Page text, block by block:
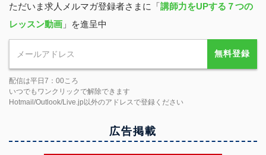
ただいま求人メルマガ登録者さまに「講師力をUPする７つの
レッスン動画 」を進呈中
無料登録
配信は平日7：00ころ
いつでもワンクリックで解除できます
Hotmail/Outlook/Live.jp以外のアドレスで登録ください
広告掲載